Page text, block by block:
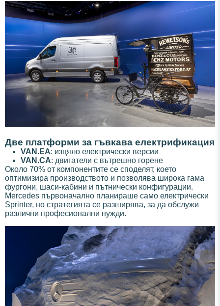
Две платформи за гъвкава електрификация
VAN.EA: изцяло електрически версии
VAN.CA: двигатели с вътрешно горене
Около 70% от компонентите се споделят, което
оптимизира производството и позволява широка гама
фургони, шаси-кабини и пътнически конфигурации.
Mercedes първоначално планираше само електрически
Sprinter, но стратегията се разширява, за да обслужи
различни професионални нужди.